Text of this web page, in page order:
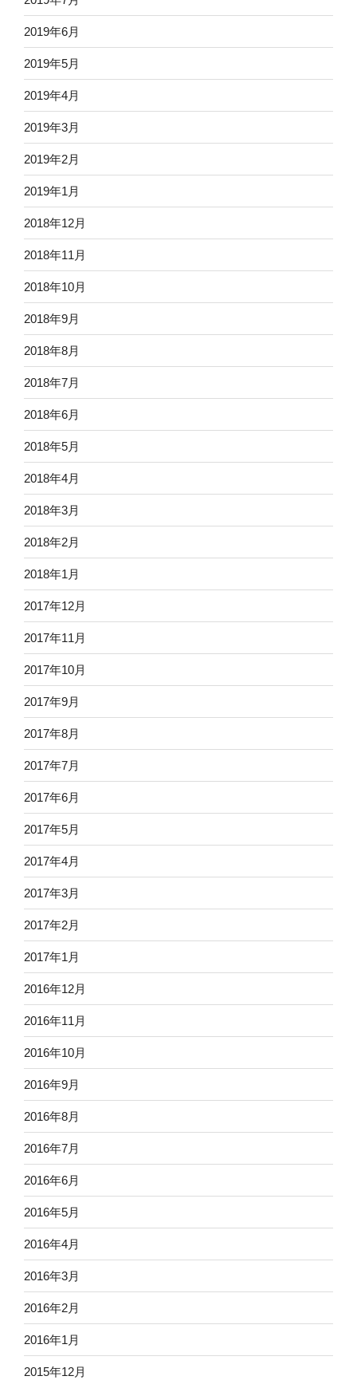
2019年6月
2019年5月
2019年4月
2019年3月
2019年2月
2019年1月
2018年12月
2018年11月
2018年10月
2018年9月
2018年8月
2018年7月
2018年6月
2018年5月
2018年4月
2018年3月
2018年2月
2018年1月
2017年12月
2017年11月
2017年10月
2017年9月
2017年8月
2017年7月
2017年6月
2017年5月
2017年4月
2017年3月
2017年2月
2017年1月
2016年12月
2016年11月
2016年10月
2016年9月
2016年8月
2016年7月
2016年6月
2016年5月
2016年4月
2016年3月
2016年2月
2016年1月
2015年12月